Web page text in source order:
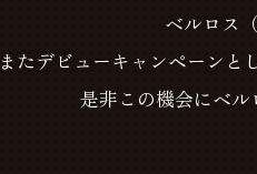
ベルロス
またデビューキャンペーン
是非この機会にベ